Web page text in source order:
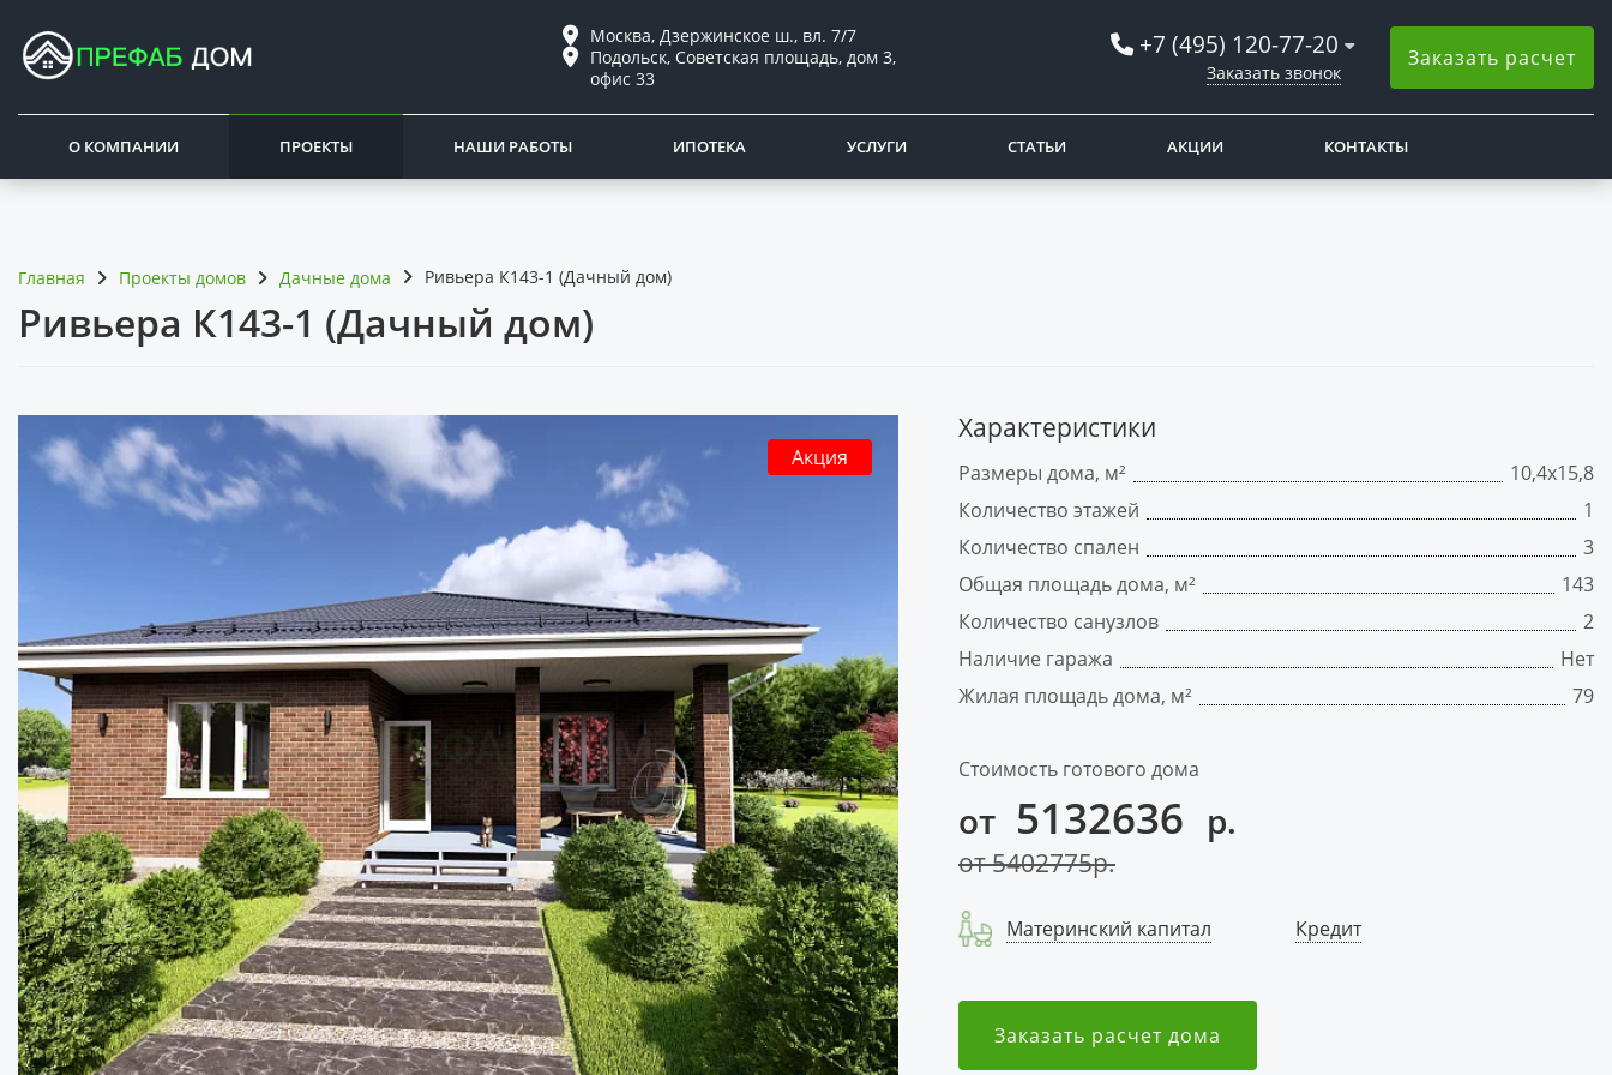
Москва, Дзержинское ш., вл. 7/7
Подольск, Советская площадь, дом 3,
офис 33
+7 (495) 120-77-20
Заказать звонок
Заказать расчет
О КОМПАНИИ ПРОЕКТЫ НАШИ РАБОТЫ ИПОТЕКА УСЛУГИ СТАТЬИ АКЦИИ КОНТАКТЫ
Главная Проекты домов Дачные дома Ривьера К143-1 (Дачный дом)
Ривьера К143-1 (Дачный дом)
Акция
Характеристики
Размеры дома, м²
10,4х15,8
Количество этажей
1
Количество спален
3
Общая площадь дома, м²
143
Количество санузлов
2
Наличие гаража
Нет
Жилая площадь дома, м²
79
Стоимость готового дома
от 5132636 р.
от5402775р.
Материнский капитал Кредит
Заказать расчет дома